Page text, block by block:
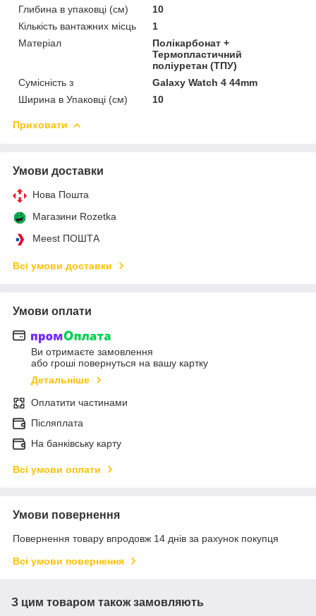
Глибина в упаковці (см)
10
Кількість вантажних місць
1
Матеріал
Полікарбонат +
Термопластичний
поліуретан (ТПУ)
Сумісність з
Galaxy Watch 4 44mm
Ширина в Упаковці (см)
10
Приховати
Умови доставки
Нова Пошта
Магазини Rozetka
Meest ПОШТА
Всі умови доставки
Умови оплати
Ви отримаєте замовлення
або гроші повернуться на вашу картку
Детальніше
Оплатити частинами
Післяплата
На банківську карту
Всі умови оплати
Умови повернення
Повернення товару впродовж 14 днів за рахунок покупця
Всі умови повернення
З цим товаром також замовляють